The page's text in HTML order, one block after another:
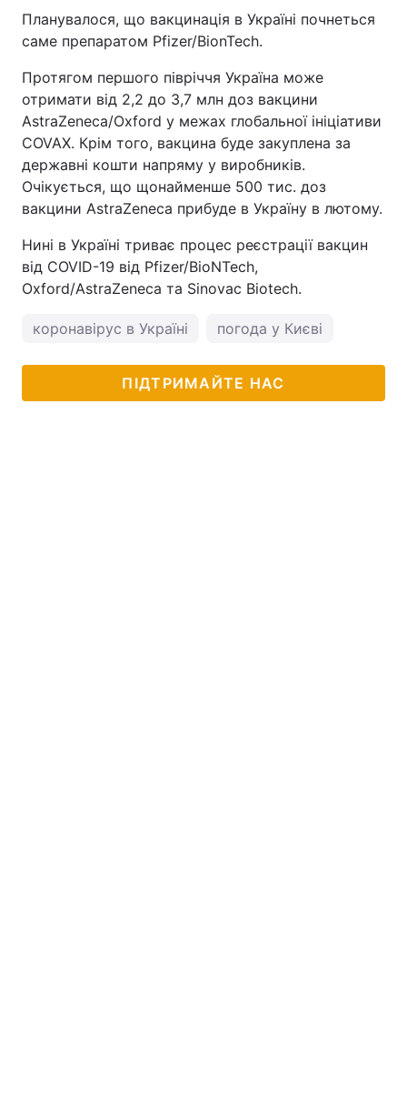
Планувалося, що вакцинація в Україні почнеться
саме препаратом Pfizer/BionTech.
Протягом першого півріччя Україна може
отримати від 2,2 до 3,7 млн доз вакцини
AstraZeneca/Oxford у межах глобальної ініціативи
COVAX. Крім того, вакцина буде закуплена за
державні кошти напряму у виробників.
Очікується, що щонайменше 500 тис. доз
вакцини AstraZeneca прибуде в Україну в лютому.
Нині в Україні триває процес реєстрації вакцин
від COVID-19 від Pfizer/BioNTech,
Oxford/AstraZeneca та Sinovac Biotech.
коронавірус в Україні погода у Києві
ПІДТРИМАЙТЕ НАС